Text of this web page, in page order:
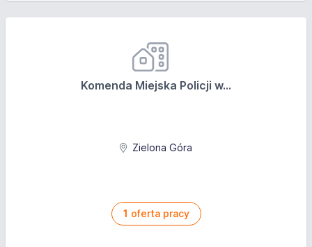
Komenda Miejska Policji w...
Zielona Góra
1 oferta pracy